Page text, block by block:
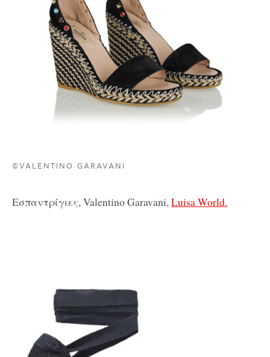
©VALENTINO GARAVANI
Εσπαντρίγιες, Valentino Garavani, Luisa World.